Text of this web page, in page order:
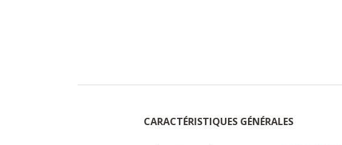
CARACTÉRISTIQUES GÉNÉRALES